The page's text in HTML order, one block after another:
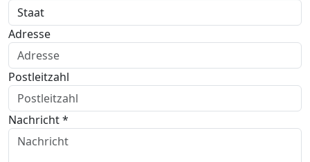
Adresse
Postleitzahl
Nachricht *